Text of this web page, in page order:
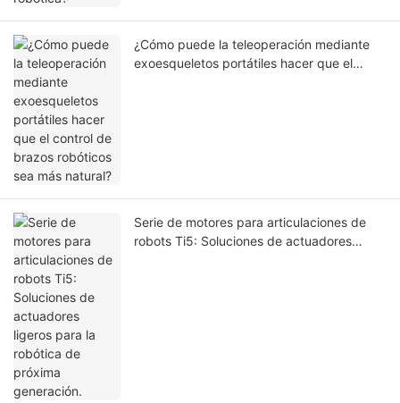
¿Cómo puede la teleoperación mediante
exoesqueletos portátiles hacer que el
Serie de motores para articulaciones de
robots Ti5: Soluciones de actuadores